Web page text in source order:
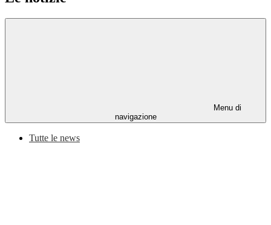
Menu di
navigazione
Tutte le news